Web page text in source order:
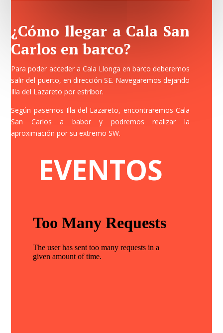
¿Cómo llegar a Cala San
Carlos en barco?
Para poder acceder a Cala Llonga en barco deberemos
salir del puerto, en dirección SE. Navegaremos dejando
Illa del Lazareto por estribor.
Según pasemos Illa del Lazareto, encontraremos Cala
San Carlos a babor y podremos realizar la
aproximación por su extremo SW.
EVENTOS